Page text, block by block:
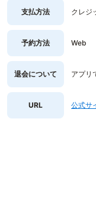
支払方法 クレジ
予約方法 Web
退会について アプリ
URL 公式サ